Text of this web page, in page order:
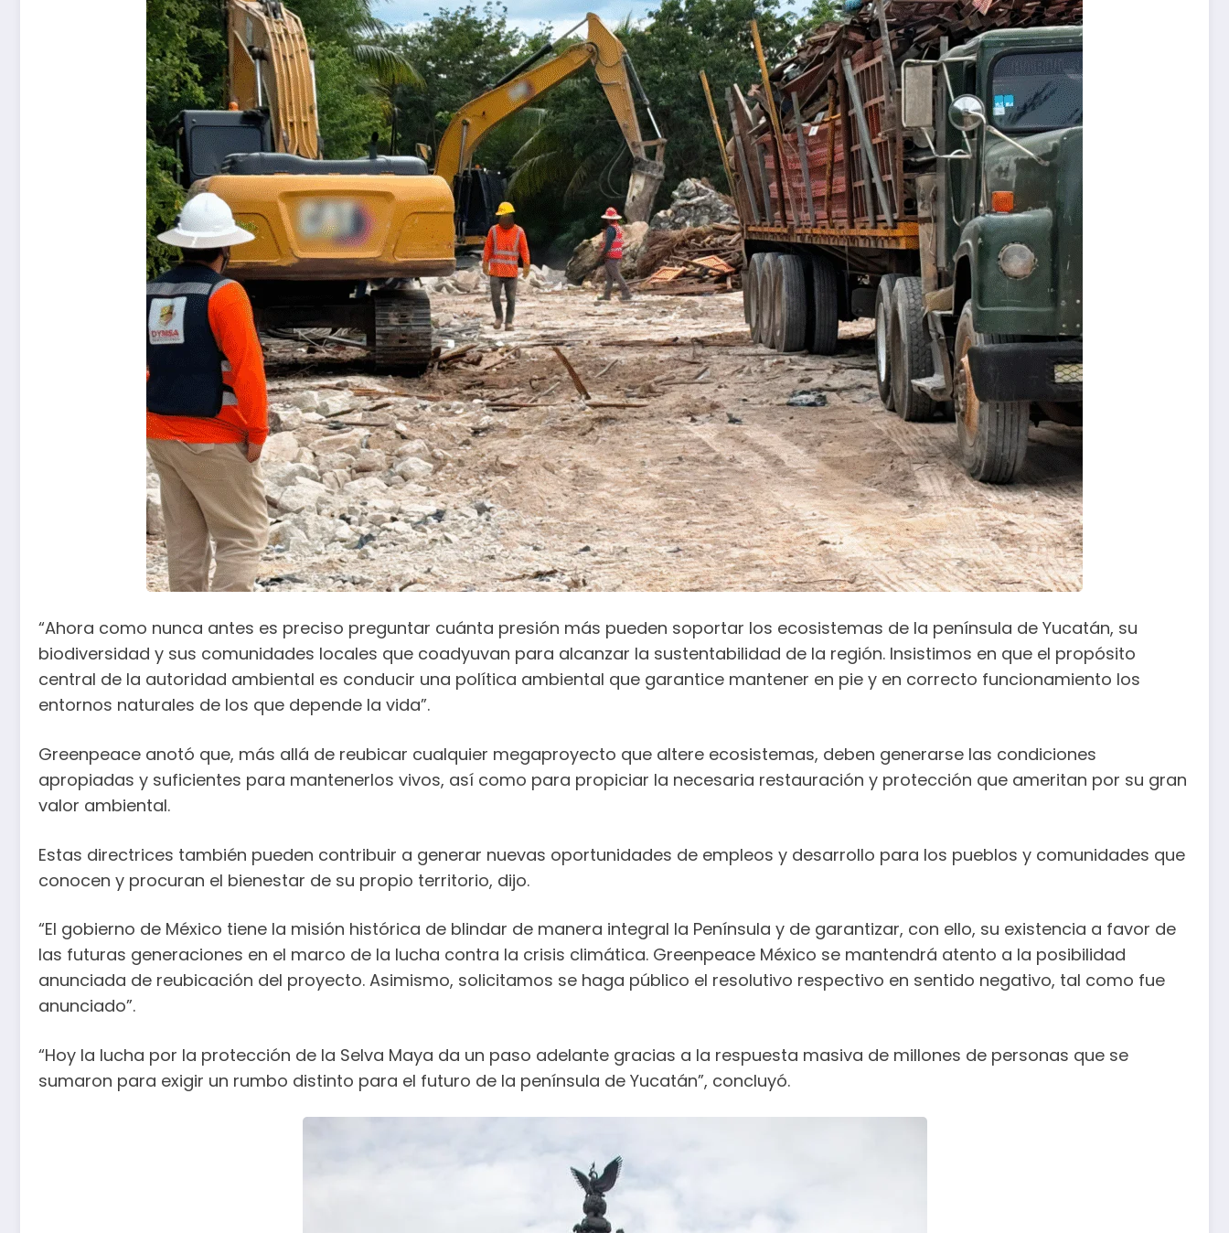
“Ahora como nunca antes es preciso preguntar cuánta presión más pueden soportar los ecosistemas de la península de Yucatán, su
biodiversidad y sus comunidades locales que coadyuvan para alcanzar la sustentabilidad de la región. Insistimos en que el propósito
central de la autoridad ambiental es conducir una política ambiental que garantice mantener en pie y en correcto funcionamiento los
entornos naturales de los que depende la vida”.
Greenpeace anotó que, más allá de reubicar cualquier megaproyecto que altere ecosistemas, deben generarse las condiciones
apropiadas y suficientes para mantenerlos vivos, así como para propiciar la necesaria restauración y protección que ameritan por su gran
valor ambiental.
Estas directrices también pueden contribuir a generar nuevas oportunidades de empleos y desarrollo para los pueblos y comunidades que
conocen y procuran el bienestar de su propio territorio, dijo.
“El gobierno de México tiene la misión histórica de blindar de manera integral la Península y de garantizar, con ello, su existencia a favor de
las futuras generaciones en el marco de la lucha contra la crisis climática. Greenpeace México se mantendrá atento a la posibilidad
anunciada de reubicación del proyecto. Asimismo, solicitamos se haga público el resolutivo respectivo en sentido negativo, tal como fue
anunciado”.
“Hoy la lucha por la protección de la Selva Maya da un paso adelante gracias a la respuesta masiva de millones de personas que se
sumaron para exigir un rumbo distinto para el futuro de la península de Yucatán”, concluyó.